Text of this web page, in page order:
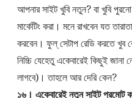
আপনার সাইট খুবি নতুন? বা খুবি
মার্কেটিং করা। মনে রাখবেন যত
করবেন। ফুল্ সেটাপ রেডি করতে খুব
নিচ্চি যেহেতু একেবারেই কিছুই জানা
লাগবে)। তাহলে আর দেরি কেন?
১৬। একেবারেই নতুন সাইট প্রমোট